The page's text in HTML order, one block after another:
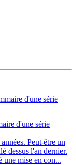
d'une série
Peut-être un
dessus l'an dernier.
une mise en con...